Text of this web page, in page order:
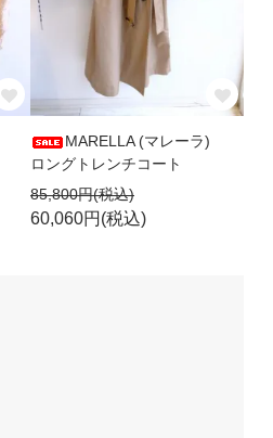
MARELLA (マレーラ)
ロングトレンチコート
85,800円(税込)
60,060円(税込)